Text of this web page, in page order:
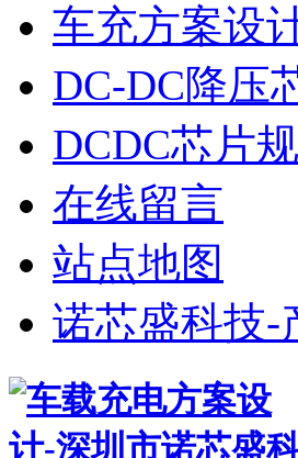
车充方案设
DC-DC降压
DCDC芯片
在线留言
站点地图
诺芯盛科技-